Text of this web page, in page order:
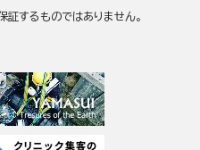
証するものではありません。